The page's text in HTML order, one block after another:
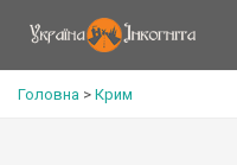
Головна > Крим